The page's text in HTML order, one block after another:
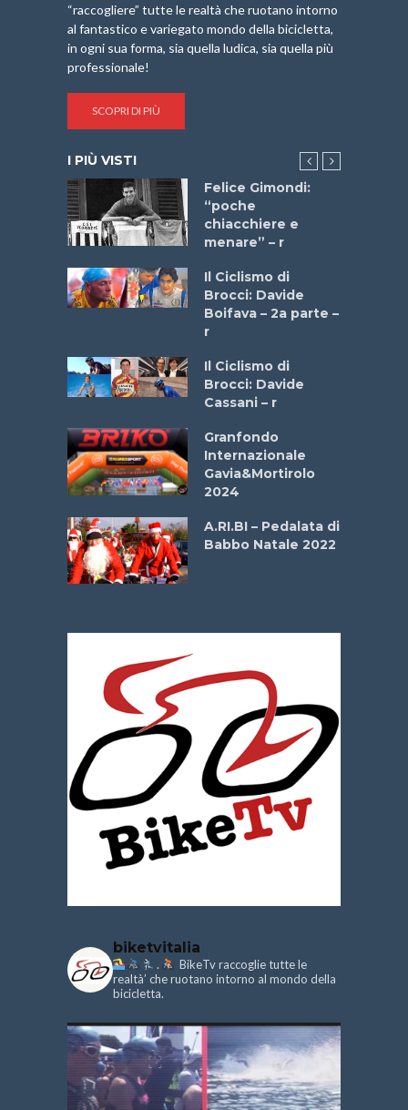
“raccogliere” tutte le realtà che ruotano intorno
al fantastico e variegato mondo della bicicletta,
in ogni sua forma, sia quella ludica, sia quella più
professionale!
SCOPRI DI PIÙ
I PIÙ VISTI
Felice Gimondi:
“poche
chiacchiere e
menare” – r
Il Ciclismo di
Brocci: Davide
Boifava – 2a parte –
r
Il Ciclismo di
Brocci: Davide
Cassani – r
Granfondo
Internazionale
Gavia&Mortirolo
2024
A.RI.BI – Pedalata di
Babbo Natale 2022
biketvitalia
.
BikeTv raccoglie tutte le
realtà’ che ruotano intorno al mondo della
bicicletta.